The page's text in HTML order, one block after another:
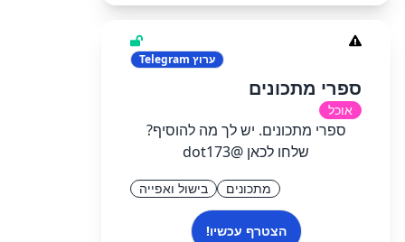
ערוץ
ספרי מתכונים
אוכל
ספרי מתכונים. יש לך מה להוסיף?
שלחו לכאן @dot173
מתכונים בישול ואפייה
הצטרף עכשיו!